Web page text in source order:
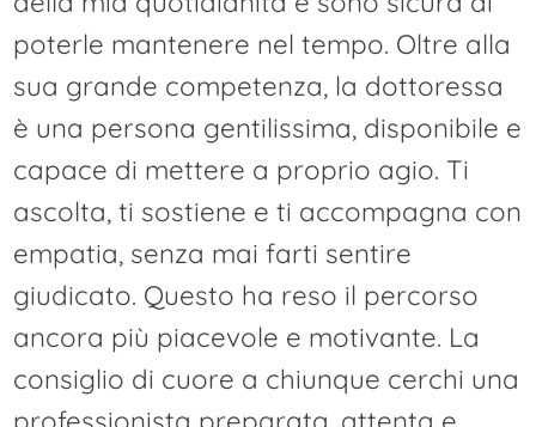
poterle mantenere nel tempo. Oltre alla
sua grande competenza, la dottoressa
è una persona gentilissima, disponibile e
capace di mettere a proprio agio. Ti
ascolta, ti sostiene e ti accompagna con
empatia, senza mai farti sentire
giudicato. Questo ha reso il percorso
ancora più piacevole e motivante. La
consiglio di cuore a chiunque cerchi una